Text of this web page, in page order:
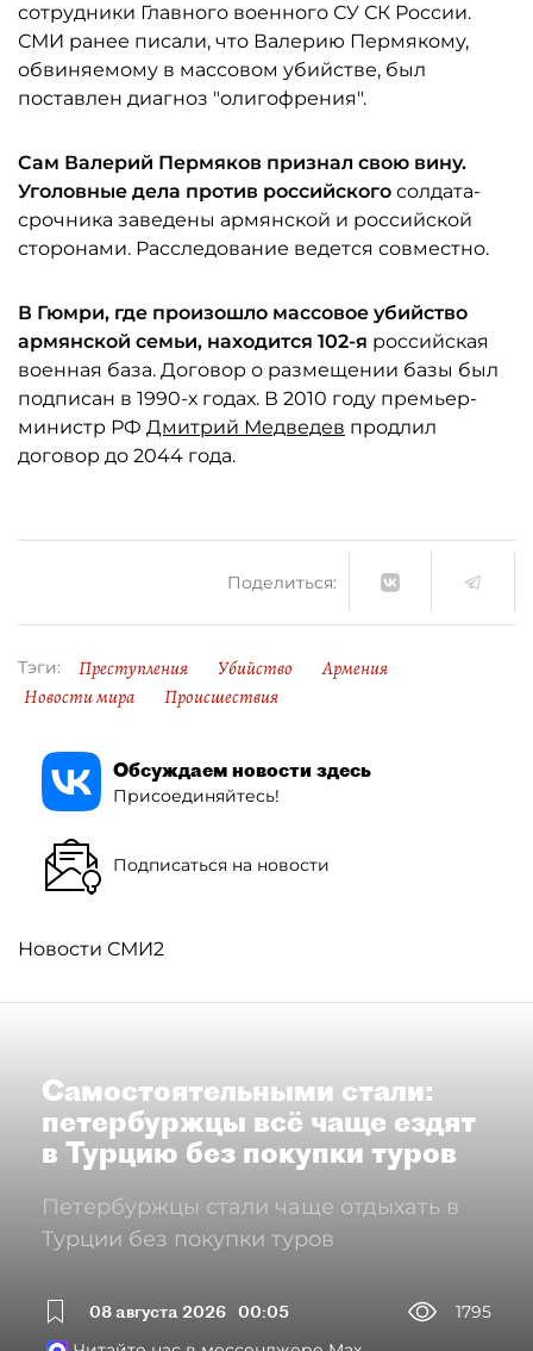
сотрудники Главного военного СУ СК России.
СМИ ранее писали, что Валерию Пермякому,
обвиняемому в массовом убийстве, был
поставлен диагноз "олигофрения".
Сам Валерий Пермяков признал свою вину.
Уголовные дела против российского солдата-
срочника заведены армянской и российской
сторонами. Расследование ведется совместно.
В Гюмри, где произошло массовое убийство
армянской семьи, находится 102-я российская
военная база. Договор о размещении базы был
подписан в 1990-х годах. В 2010 году премьер-
министр РФ Дмитрий Медведев продлил
договор до 2044 года.
Поделиться:
Тэги: Преступления Убийство
Армения
Новости мира
Происшествия
Обсуждаем новости здесь
Присоединяйтесь!
Подписаться на новости
Новости СМИ2
Самостоятельными стали:
петербуржцы всё чаще ездят
в Турцию без покупки туров
Петербуржцы стали чаще отдыхать в
Турции без покупки туров
08 августа 2026 00:05
1795